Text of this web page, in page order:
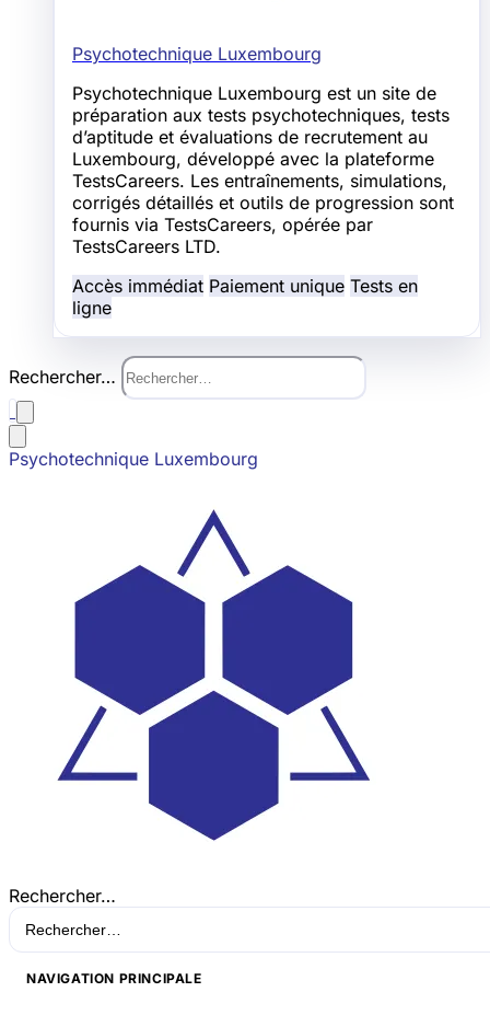
Psychotechnique Luxembourg
Psychotechnique Luxembourg est un site de
préparation aux tests psychotechniques, tests
d’aptitude et évaluations de recrutement au
Luxembourg, développé avec la plateforme
TestsCareers. Les entraînements, simulations,
corrigés détaillés et outils de progression sont
fournis via TestsCareers, opérée par
TestsCareers LTD.
Accès immédiat Paiement unique Tests en
ligne
Rechercher…
Psychotechnique Luxembourg
Rechercher…
NAVIGATION PRINCIPALE